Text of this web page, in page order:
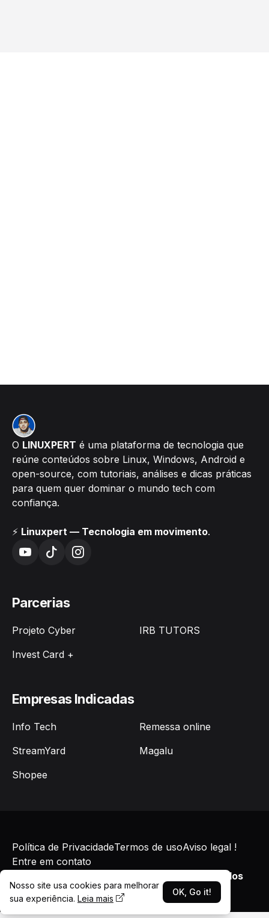
O LINUXPERT é uma plataforma de tecnologia que
reúne conteúdos sobre Linux, Windows, Android e
open-source, com tutoriais, análises e dicas práticas
para quem quer dominar o mundo tech com
confiança.
⚡ Linuxpert — Tecnologia em movimento.
Parcerias
Projeto Cyber
IRB TUTORS
Invest Card +
Empresas Indicadas
Info Tech
Remessa online
StreamYard
Magalu
Shopee
Todos Direitos Reservados
Política de PrivacidadeTermos de usoAviso legal !
Entre em contato
Nosso site usa cookies para melhorar
sua experiência. Leia mais
OK, Go it!